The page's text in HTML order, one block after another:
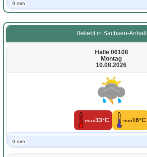
0 mm
Beliebt in Sachsen-Anhalt
Halle 06108
Montag
10.08.2026
max33°C min16°C
0 mm